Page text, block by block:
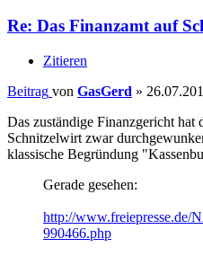
Re: Das Finanzamt auf
Zitieren
Beitrag von GasGerd »
Das zuständige Finanzgericht hat
Schnitzelwirt zwar
klassische Begründung
Gerade gesehen:
http://www.freiepresse.de/
990466.php